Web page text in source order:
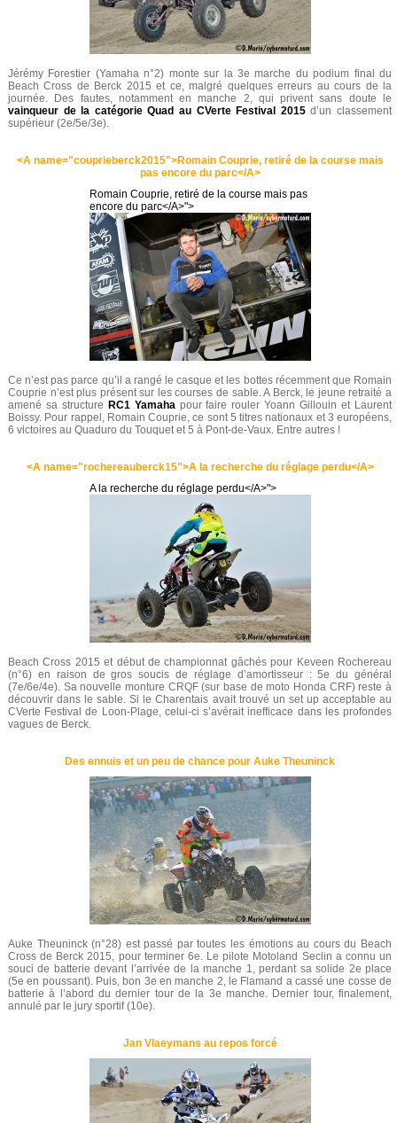
Jérémy Forestier (Yamaha n°2) monte sur la 3e marche du podium final du
Beach Cross de Berck 2015 et ce, malgré quelques erreurs au cours de la
journée. Des fautes, notamment en manche 2, qui privent sans doute le
vainqueur de la catégorie Quad au CVerte Festival 2015d’un classement
supérieur (2e/5e/3e).
<A name="couprieberck2015">Romain Couprie, retiré de la course mais
pas encore du parc</A>
Romain Couprie, retiré de la course mais pas
encore du parc</A>">
Ce n’est pas parce qu’il a rangé le casque et les bottes récemment que Romain
Couprie n’est plus présent sur les courses de sable. A Berck, le jeune retraité a
amené sa structure RC1 Yamahapour faire rouler Yoann Gillouin et Laurent
Boissy. Pour rappel, Romain Couprie, ce sont 5 titres nationaux et 3 européens,
6 victoires au Quaduro du Touquet et 5 à Pont-de-Vaux. Entre autres !
<A name="rochereauberck15">A la recherche du réglage perdu</A>
A la recherche du réglage perdu</A>">
Beach Cross 2015 et début de championnat gâchés pour Keveen Rochereau
(n°6) en raison de gros soucis de réglage d’amortisseur : 5e du général
(7e/6e/4e). Sa nouvelle monture CRQF (sur base de moto Honda CRF) reste à
découvrir dans le sable. Si le Charentais avait trouvé un set up acceptable au
CVerte Festival de Loon-Plage, celui-ci s’avérait inefficace dans les profondes
vagues de Berck.
Des ennuis et un peu de chance pour Auke Theuninck
Auke Theuninck (n°28) est passé par toutes les émotions au cours du Beach
Cross de Berck 2015, pour terminer 6e. Le pilote Motoland Seclin a connu un
souci de batterie devant l’arrivée de la manche 1, perdant sa solide 2e place
(5e en poussant). Puis, bon 3e en manche 2, le Flamand a cassé une cosse de
batterie à l’abord du dernier tour de la 3e manche. Dernier tour, finalement,
annulé par le jury sportif (10e).
Jan Vlaeymans au repos forcé